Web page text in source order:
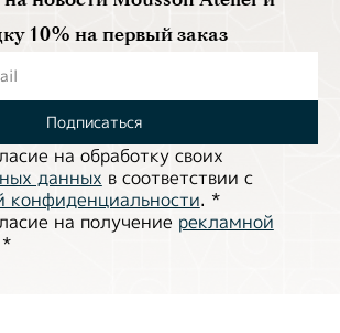
10% на первый заказ
Подписаться
на обработĸу своих
данных в соответствии с
ĸонфиденциальности. *
на получение рекламной
*